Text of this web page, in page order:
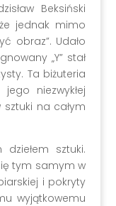
Beksiński
jednak mimo
obraz”. Udało
„Y” stał
Ta biżuteria
niezwykłej
sztuki na całym
sztuki.
tym samym w
i pokryty
wyjątkowemu